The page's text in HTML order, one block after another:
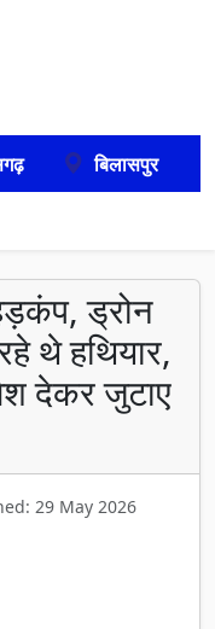
बिलासपुर
ड्रोन
थे हथियार,
देकर जुटाए
29 May 2026